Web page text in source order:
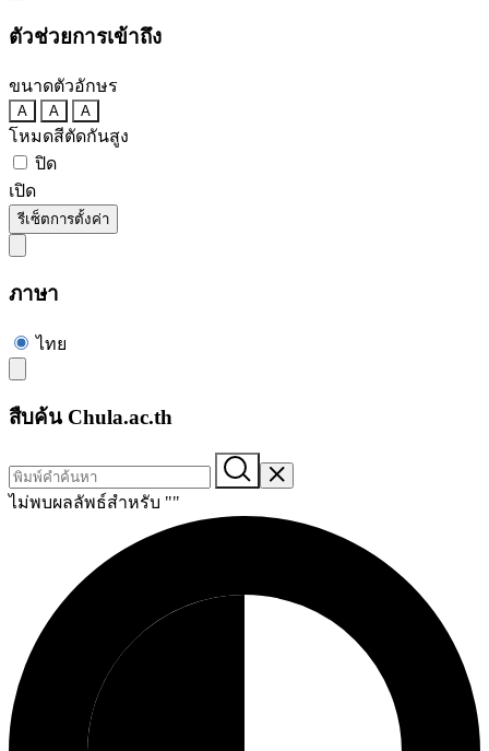
ตัวช่วยการเข้าถึง
ขนาดตัวอักษร
A A A
โหมดสีตัดกันสูง
ปิด
เปิด
รีเซ็ตการตั้งค่า
ภาษา
ไทย
สืบค้น Chula.ac.th
ไม่พบผลลัพธ์สำหรับ ""